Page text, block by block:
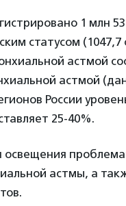
1 млн
статусом (1047,7
астмой
астмой
России
25-40%.
астмы, а